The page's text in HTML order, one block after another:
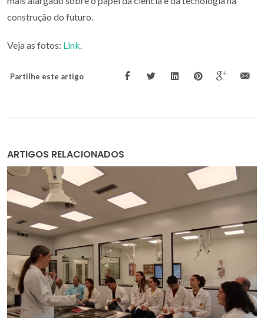
construção do futuro.
Veja as fotos: Link.
Partilhe este artigo
ARTIGOS RELACIONADOS